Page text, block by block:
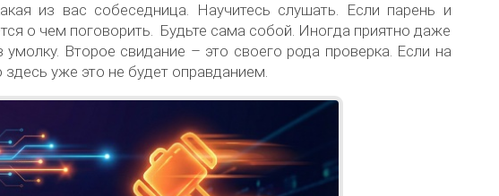
из вас собеседница. Научитесь слушать. Если парень и
о чем поговорить. Будьте сама собой. Иногда приятно даже
Второе свидание – это своего рода проверка. Если на
уже это не будет оправданием.